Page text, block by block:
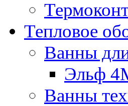
Тепловое
Ванны
Эльф
Ванны